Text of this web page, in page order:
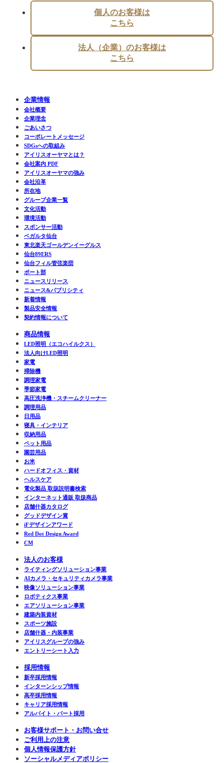
個人のお客様は
こちら
法人（企業）のお客様は
こちら
企業情報
会社概要
企業理念
ごあいさつ
コーポレートメッセージ
SDGsへの取組み
アイリスオーヤマとは？
会社案内 PDF
アイリスオーヤマの強み
会社沿革
所在地
グループ企業一覧
文化活動
環境活動
スポンサー活動
ベガルタ仙台
東北楽天ゴールデンイーグルス
仙台89ERS
仙台フィル管弦楽団
ボート部
ニュースリリース
ニュース&パブリシティ
新着情報
製品安全情報
契約情報について
商品情報
LED照明（エコハイルクス）
法人向けLED照明
家電
掃除機
調理家電
季節家電
高圧洗浄機・スチームクリーナー
調理用品
日用品
寝具・インテリア
収納用品
ペット用品
園芸用品
お米
ハードオフィス・資材
ヘルスケア
電化製品 取扱説明書検索
インターネット通販 取扱商品
店舗什器カタログ
グッドデザイン賞
iFデザインアワード
Red Dot Design Award
CM
法人のお客様
ライティングソリューション事業
AIカメラ・セキュリティカメラ事業
映像ソリューション事業
ロボティクス事業
エアソリューション事業
建築内装資材
スポーツ施設
店舗什器・内装事業
アイリスグループの強み
エントリーシート入力
採用情報
新卒採用情報
インターンシップ情報
高卒採用情報
キャリア採用情報
アルバイト・パート採用
お客様サポート・お問い合せ
ご利用上の注意
個人情報保護方針
ソーシャルメディアポリシー